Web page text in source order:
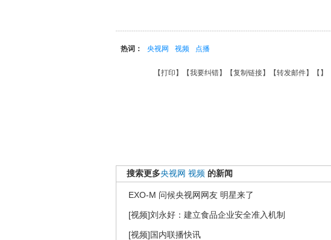
热词： 央视网 视频 点播
【打印 】【我要纠错】【复制链接】【转发邮件】【 】
搜索更多央视网 视频 的新闻
EXO-M 问候央视网网友 明星来了
[视频]刘永好：建立食品企业安全准入机制
[视频]国内联播快讯